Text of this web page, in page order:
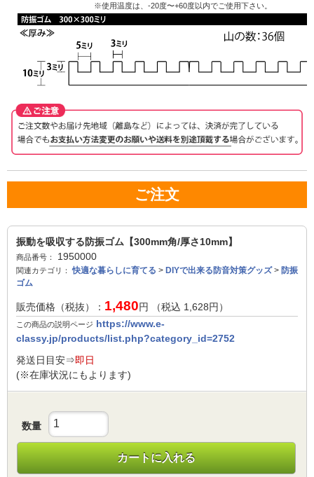
※使用温度は、-20度〜+60度以内でご使用下さい。
ご注文
振動を吸収する防振ゴム【300mm角/厚さ10mm】
商品番号： 1950000
関連カテゴリ： 快適な暮らしに育てる > DIYで出来る防音対策グッズ> 防振
ゴム
販売価格（税抜）： 1,480円 （税込 1,628円）
この商品の説明ページ https://www.e-
classy.jp/products/list.php?category_id=2752
発送日目安⇒即日
(※在庫状況にもよります)
数量
カートに入れる